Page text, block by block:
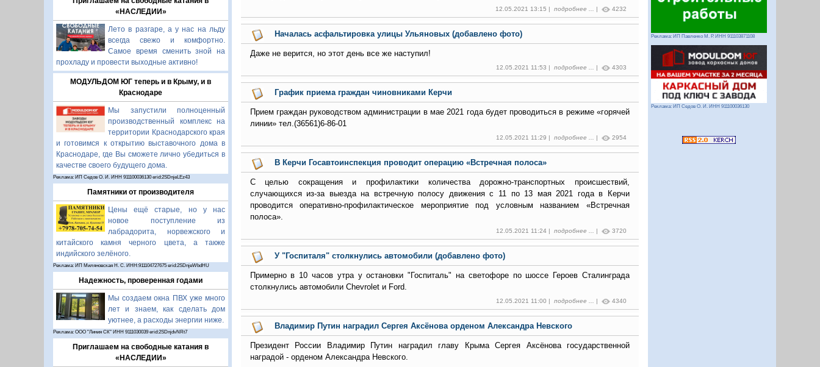
«НАСЛЕДИИ»
Лето в разгаре, а у нас на льду
всегда свежо и комфортно.
Самое время сменить зной на
прохладу и провести выходные активно!
МОДУЛЬДОМ ЮГ теперь и в Крыму, и в
Краснодаре
Мы запустили полноценный
производственный комплекс на
территории Краснодарского края
и готовимся к открытию выставочного дома в
Краснодаре, где Вы сможете лично убедиться в
качестве своего будущего дома.
Реклама: ИП Седов О. И. ИНН 911100036130 erid:2SDnjeLEz43
Памятники от производителя
Цены ещё старые, но у нас
новое поступление из
лабрадорита, норвежского и
китайского камня черного цвета, а также
индийского зелёного.
Реклама: ИП Миляновская Н. С. ИНН:911104727675 erid:2SDnjeWbdHU
Надежность, проверенная годами
Мы создаем окна ПВХ уже много
лет и знаем, как сделать дом
уютнее, а расходы энергии ниже.
Реклама: ООО "Линия СК" ИНН 9111030039 erid:2SDnjdvNRt7
Приглашаем на свободные катания в
«НАСЛЕДИИ»
12.05.2021 13:15 | подробнее ... | 4232
Началась асфальтировка улицы Ульяновых (добавлено фото)
Даже не верится, но этот день все же наступил!
12.05.2021 11:53 | подробнее ... | 4303
График приема граждан чиновниками Керчи
Прием граждан руководством администрации в мае 2021 года будет проводиться в режиме «горячей
линии» тел.(36561)6-86-01
12.05.2021 11:29 | подробнее ... | 2954
В Керчи Госавтоинспекция проводит операцию «Встречная полоса»
С целью сокращения и профилактики количества дорожно-транспортных происшествий,
случающихся из-за выезда на встречную полосу движения с 11 по 13 мая 2021 года в Керчи
проводится оперативно-профилактическое мероприятие под условным названием «Встречная
полоса».
12.05.2021 11:24 | подробнее ... | 3720
У "Госпиталя" столкнулись автомобили (добавлено фото)
Примерно в 10 часов утра у остановки "Госпиталь" на светофоре по шоссе Героев Сталинграда
столкнулись автомобили Chevrolet и Ford.
12.05.2021 11:00 | подробнее ... | 4340
Владимир Путин наградил Сергея Аксёнова орденом Александра Невского
Президент России Владимир Путин наградил главу Крыма Сергея Аксёнова государственной
наградой - орденом Александра Невского.
Реклама: ИП Павленко М. Р. ИНН 911103871108
Реклама: ИП Седов О. И. ИНН 911100036130